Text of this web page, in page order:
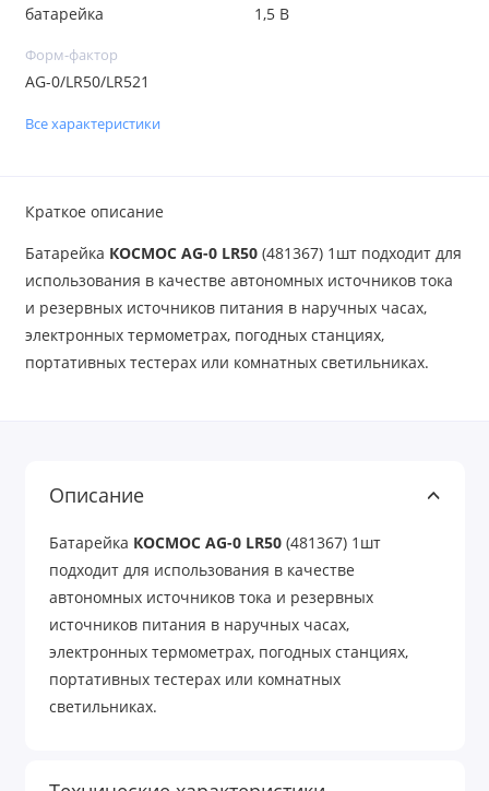
батарейка 1,5 В
Форм-фактор
AG-0/LR50/LR521
Все характеристики
Краткое описание
Батарейка КОСМОС AG-0 LR50 (481367) 1шт подходит для
использования в качестве автономных источников тока
и резервных источников питания в наручных часах,
электронных термометрах, погодных станциях,
портативных тестерах или комнатных светильниках.
Описание
Батарейка КОСМОС AG-0 LR50 (481367) 1шт
подходит для использования в качестве
автономных источников тока и резервных
источников питания в наручных часах,
электронных термометрах, погодных станциях,
портативных тестерах или комнатных
светильниках.